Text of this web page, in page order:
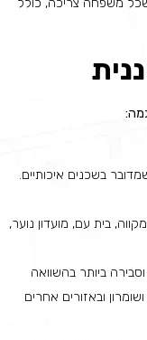
בשכנים איכותיים.
בית עם, מועדון נוער,
ביותר בהשוואה
ובאזורים אחרים